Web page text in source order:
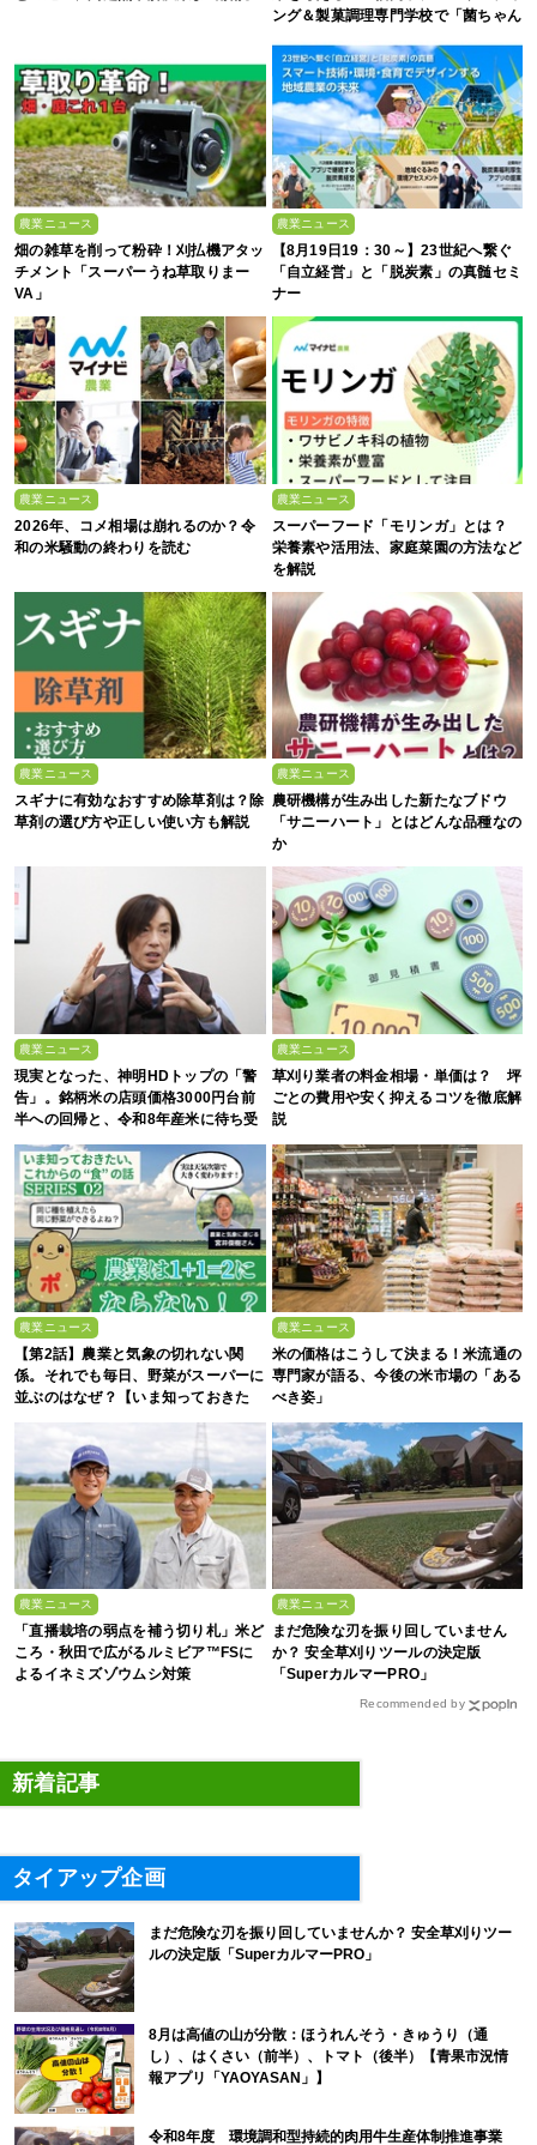
ング＆製菓調理専門学校で「菌ちゃん
ト】
農業ニュース
畑の雑草を削って粉砕！刈払機アタッ
チメント「スーパーうね草取りまー
VA」
農業ニュース
【8月19日19：30～】23世紀へ繋ぐ
「自立経営」と「脱炭素」の真髄セミ
ナー
農業ニュース
2026年、コメ相場は崩れるのか？令
和の米騒動の終わりを読む
農業ニュース
スーパーフード「モリンガ」とは？
栄養素や活用法、家庭菜園の方法など
を解説
農業ニュース
スギナに有効なおすすめ除草剤は？除
草剤の選び方や正しい使い方も解説
農業ニュース
農研機構が生み出した新たなブドウ
「サニーハート」とはどんな品種なの
か
農業ニュース
現実となった、神明HDトップの「警
告」。銘柄米の店頭価格3000円台前
半への回帰と、令和8年産米に待ち受
ける“大暴落”の可能性
農業ニュース
草刈り業者の料金相場・単価は？ 坪
ごとの費用や安く抑えるコツを徹底解
説
農業ニュース
【第2話】農業と気象の切れない関
係。それでも毎日、野菜がスーパーに
並ぶのはなぜ？【いま知っておきた
農業ニュース
米の価格はこうして決まる！米流通の
専門家が語る、今後の米市場の「ある
べき姿」
農業ニュース
「直播栽培の弱点を補う切り札」米ど
ころ・秋田で広がるルミビア™FSに
よるイネミズゾウムシ対策
農業ニュース
まだ危険な刃を振り回していません
か？ 安全草刈りツールの決定版
「SuperカルマーPRO」
Recommended by
新着記事
タイアップ企画
まだ危険な刃を振り回していませんか？ 安全草刈りツー
ルの決定版「SuperカルマーPRO」
8月は高値の山が分散：ほうれんそう・きゅうり（通
し）、はくさい（前半）、トマト（後半）【青果市況情
報アプリ「YAOYASAN」】
令和8年度 環境調和型持続的肉用牛生産体制推進事業